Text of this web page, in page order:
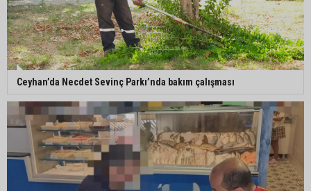
Ceyhan’da Necdet Sevinç Parkı’nda bakım çalışması